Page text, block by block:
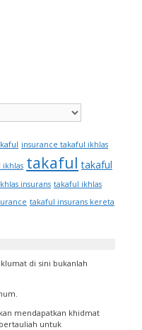
insurance takaful ikhlas
ikhlas takaful takaful
insurans takaful ikhlas
takaful insurans kereta
di sini bukanlah
mendapatkan khidmat
untuk